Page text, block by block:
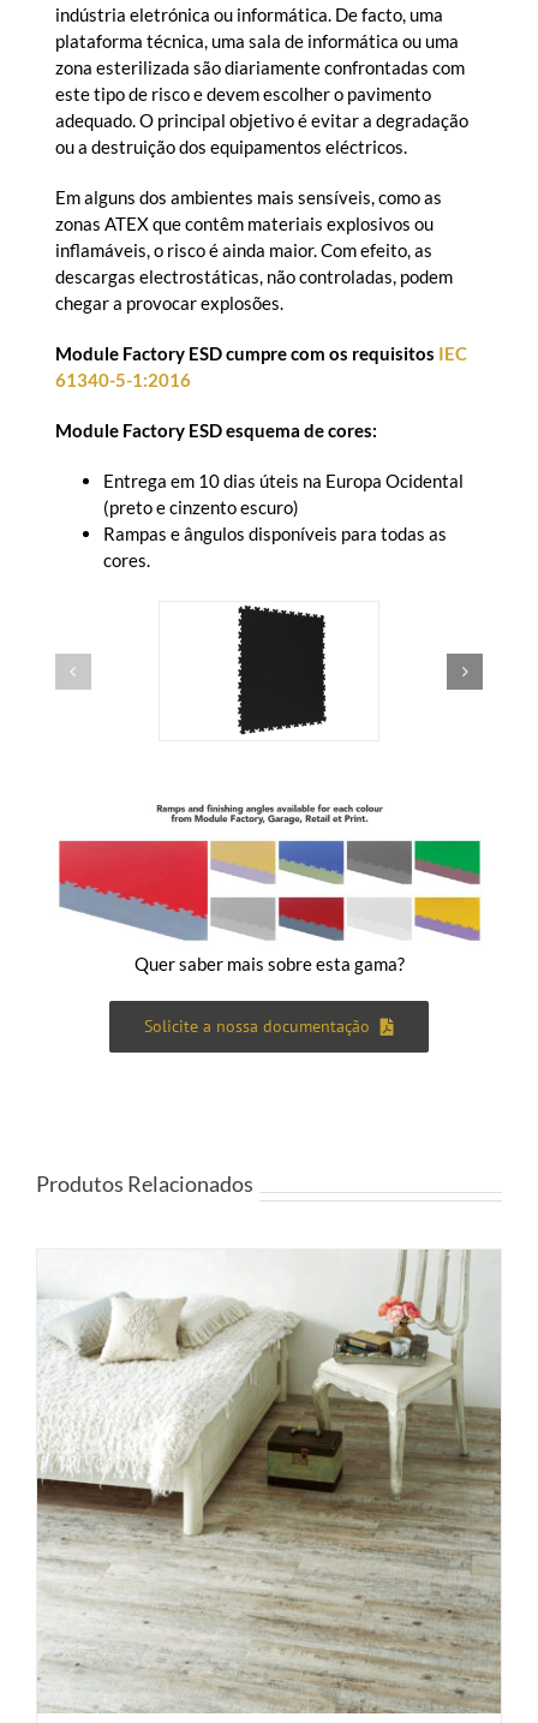
indústria eletrónica ou informática. De facto, uma
plataforma técnica, uma sala de informática ou uma
zona esterilizada são diariamente confrontadas com
este tipo de risco e devem escolher o pavimento
adequado. O principal objetivo é evitar a degradação
ou a destruição dos equipamentos eléctricos.
Em alguns dos ambientes mais sensíveis, como as
zonas ATEX que contêm materiais explosivos ou
inflamáveis, o risco é ainda maior. Com efeito, as
descargas electrostáticas, não controladas, podem
chegar a provocar explosões.
Module Factory ESD cumpre com os requisitos IEC
61340-5-1:2016
Module Factory ESD esquema de cores:
Entrega em 10 dias úteis na Europa Ocidental
(preto e cinzento escuro)
Rampas e ângulos disponíveis para todas as
cores.
Quer saber mais sobre esta gama?
Solicite a nossa documentação
Produtos Relacionados